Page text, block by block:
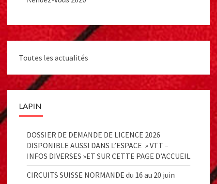
Toutes les actualités
LAPIN
DOSSIER DE DEMANDE DE LICENCE 2026
DISPONIBLE AUSSI DANS L’ESPACE » VTT –
INFOS DIVERSES »ET SUR CETTE PAGE D’ACCUEIL
CIRCUITS SUISSE NORMANDE du 16 au 20 juin